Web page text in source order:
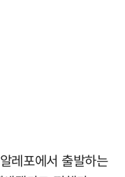
레포에서 출발하는